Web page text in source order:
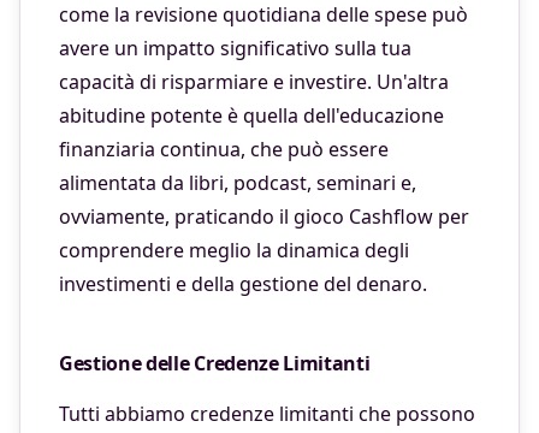
come la revisione quotidiana delle spese può
avere un impatto significativo sulla tua
capacità di risparmiare e investire. Un'altra
abitudine potente è quella dell'educazione
finanziaria continua, che può essere
alimentata da libri, podcast, seminari e,
ovviamente, praticando il gioco Cashflow per
comprendere meglio la dinamica degli
investimenti e della gestione del denaro.
Gestione delle Credenze Limitanti
Tutti abbiamo credenze limitanti che possono